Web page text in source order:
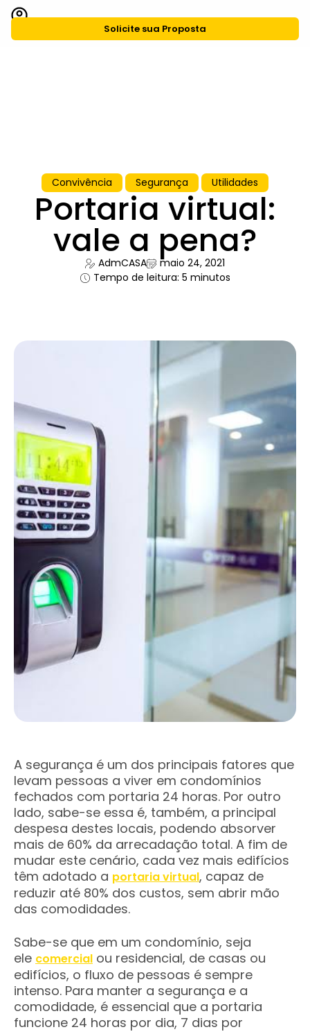
Solicite sua Proposta
Convivência Segurança Utilidades
Portaria virtual:
vale a pena?
AdmCASA
maio 24, 2021
Tempo de leitura: 5 minutos
A segurança é um dos principais fatores que
levam pessoas a viver em condomínios
fechados com portaria 24 horas. Por outro
lado, sabe-se essa é, também, a principal
despesa destes locais, podendo absorver
mais de 60% da arrecadação total. A fim de
mudar este cenário, cada vez mais edifícios
têm adotado a portaria virtual, capaz de
reduzir até 80% dos custos, sem abrir mão
das comodidades.
Sabe-se que em um condomínio, seja
ele comercial ou residencial, de casas ou
edifícios, o fluxo de pessoas é sempre
intenso. Para manter a segurança e a
comodidade, é essencial que a portaria
funcione 24 horas por dia, 7 dias por